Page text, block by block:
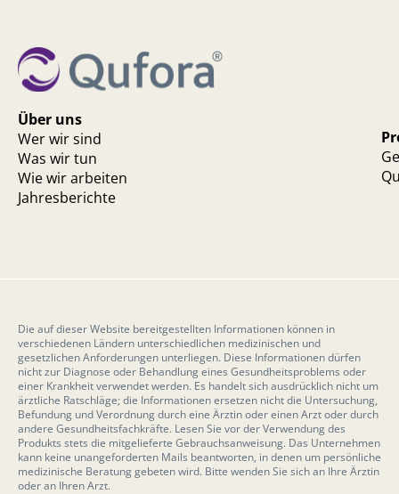
Über uns
Wer wir sind
Was wir tun
Wie wir arbeiten
Jahresberichte
Die auf dieser Website bereitgestellten Informationen können in
verschiedenen Ländern unterschiedlichen medizinischen und
gesetzlichen Anforderungen unterliegen. Diese Informationen dürfen
nicht zur Diagnose oder Behandlung eines Gesundheitsproblems oder
einer Krankheit verwendet werden. Es handelt sich ausdrücklich nicht um
ärztliche Ratschläge; die Informationen ersetzen nicht die Untersuchung,
Befundung und Verordnung durch eine Ärztin oder einen Arzt oder durch
andere Gesundheitsfachkräfte. Lesen Sie vor der Verwendung des
Produkts stets die mitgelieferte Gebrauchsanweisung. Das Unternehmen
kann keine unangeforderten Mails beantworten, in denen um persönliche
medizinische Beratung gebeten wird. Bitte wenden Sie sich an Ihre Ärztin
oder an Ihren Arzt.